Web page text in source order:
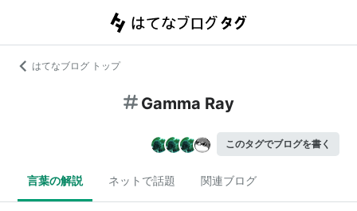
はてなブログ トップ
Gamma Ray
このタグでブログを書く
言葉の解説 ネットで話題 関連ブログ